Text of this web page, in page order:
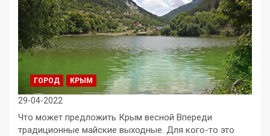
ГОРОД КРЫМ
29-04-2022
Что может предложить Крым весной Впереди
традиционные майские выходные. Для кого-то это